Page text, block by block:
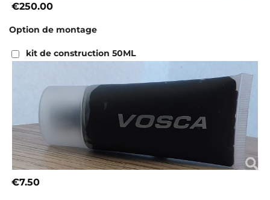
€250.00
Option de montage
kit de construction 50ML
€7.50